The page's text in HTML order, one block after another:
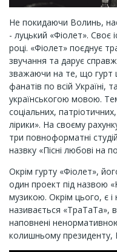
Не покидаючи Волинь,
- луцький «Фіолет». Своє
році. «Фіолет» поєднує
звучання та дарує
зважаючи на те, що гурт
фанатів по всій Україні,
українськогою мовою.
соціальних,
лірики». На своєму
три повноформатні
назвку «Пісні любові на
Окрім гурту «Фіолет»,
один проект під назвою
музикою. Окрім цього, є
називається «ТраТаТа», в
наповнені
колишньому президенту,